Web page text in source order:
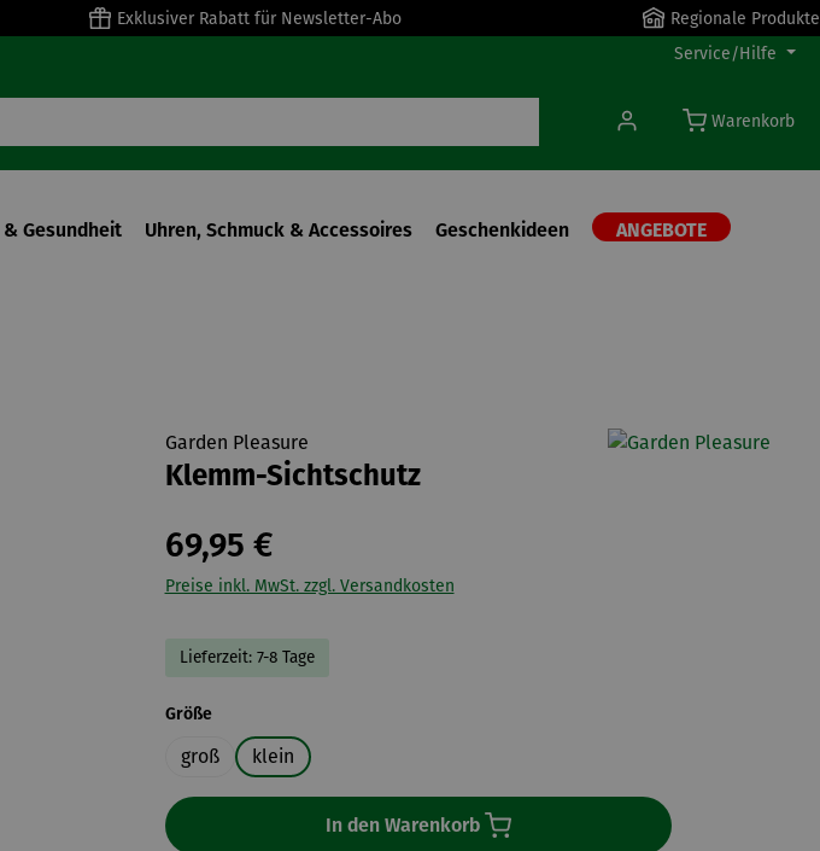
Exklusiver Rabatt für Newsletter-Abo
Regionale Produkte
Service/Hilfe
Warenkorb
& Gesundheit Uhren, Schmuck & Accessoires Geschenkideen ANGEBOTE
Garden Pleasure
Klemm-Sichtschutz
69,95 €
Preise inkl. MwSt. zzgl. Versandkosten
Lieferzeit: 7-8 Tage
Größeauswählen
groß klein
In den Warenkorb